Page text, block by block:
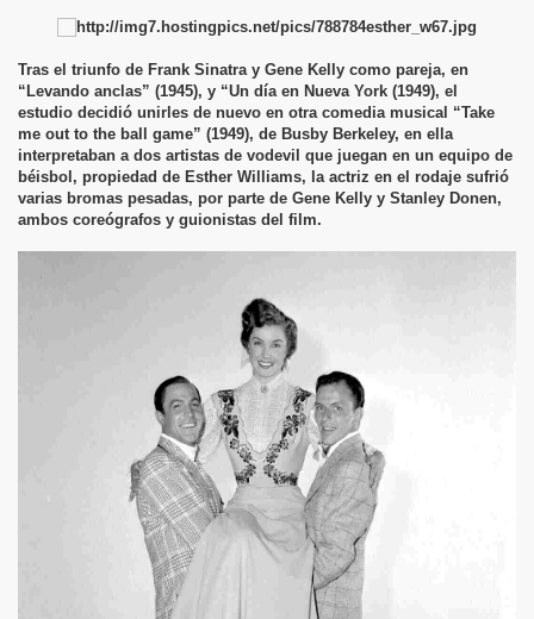
Tras el triunfo de Frank Sinatra y Gene Kelly como pareja, en
“Levando anclas” (1945), y “Un día en Nueva York (1949), el
estudio decidió unirles de nuevo en otra comedia musical “Take
me out to the ball game” (1949), de Busby Berkeley, en ella
interpretaban a dos artistas de vodevil que juegan en un equipo de
béisbol, propiedad de Esther Williams, la actriz en el rodaje sufrió
varias bromas pesadas, por parte de Gene Kelly y Stanley Donen,
ambos coreógrafos y guionistas del film.